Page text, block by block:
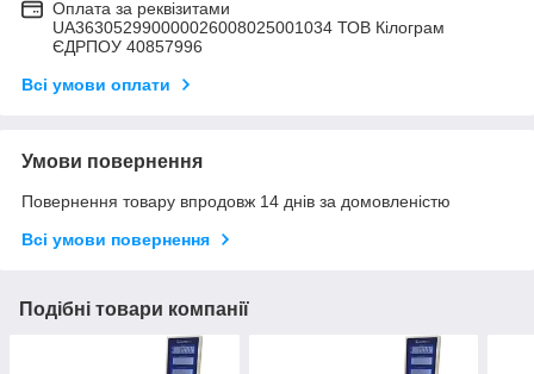
Оплата за реквізитами
UA363052990000026008025001034 ТОВ Кілограм
ЄДРПОУ 40857996
Всі умови оплати
Умови повернення
Повернення товару впродовж 14 днів за домовленістю
Всі умови повернення
Подібні товари компанії